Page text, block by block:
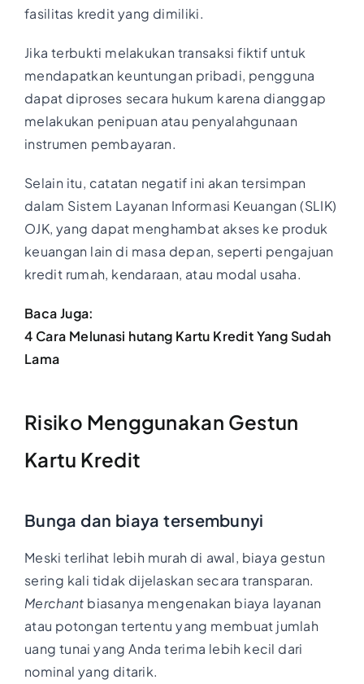
fasilitas kredit yang dimiliki.
Jika terbukti melakukan transaksi fiktif untuk
mendapatkan keuntungan pribadi, pengguna
dapat diproses secara hukum karena dianggap
melakukan penipuan atau penyalahgunaan
instrumen pembayaran.
Selain itu, catatan negatif ini akan tersimpan
dalam Sistem Layanan Informasi Keuangan (SLIK)
OJK, yang dapat menghambat akses ke produk
keuangan lain di masa depan, seperti pengajuan
kredit rumah, kendaraan, atau modal usaha.
Baca Juga:
4 Cara Melunasi hutang Kartu Kredit Yang Sudah
Lama
Risiko Menggunakan Gestun
Kartu Kredit
Bunga dan biaya tersembunyi
Meski terlihat lebih murah di awal, biaya gestun
sering kali tidak dijelaskan secara transparan.
Merchant biasanya mengenakan biaya layanan
atau potongan tertentu yang membuat jumlah
uang tunai yang Anda terima lebih kecil dari
nominal yang ditarik.